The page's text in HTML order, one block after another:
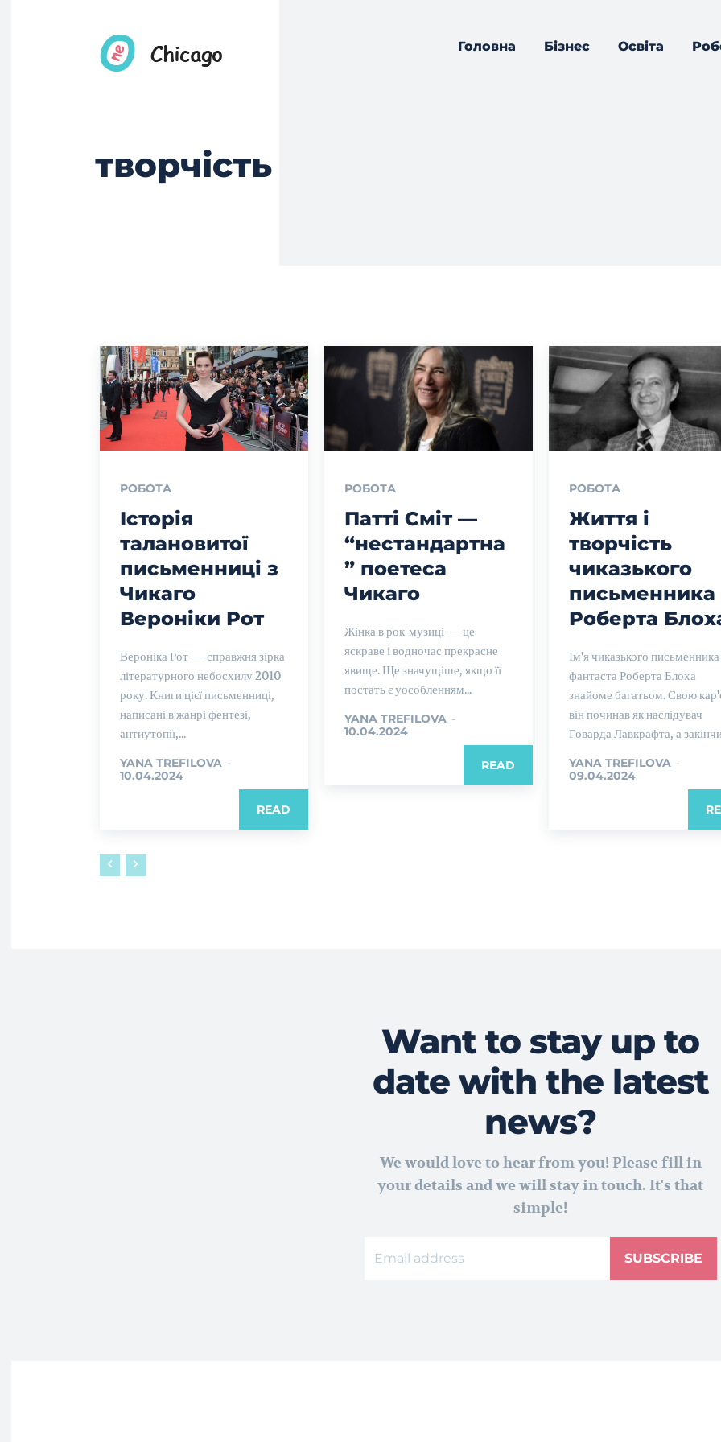
Головна Бізнес Освіта
творчість
РОБОТА
Історія
талановитої
письменниці з
Чикаго
Вероніки Рот
Вероніка Рот — справжня зірка
літературного небосхилу 2010
року. Книги цієї письменниці,
написані в жанрі фентезі,
антиутопії,...
YANA TREFILOVA -
10.04.2024
READ
РОБОТА
Патті Сміт —
“нестандартна
” поетеса
Чикаго
Жінка в рок-музиці — це
яскраве і водночас прекрасне
явище. Ще значущіше, якщо її
постать є уособленням...
YANA TREFILOVA -
10.04.2024
READ
РОБОТА
Життя і
творчість
чиказького
письменника
Роберта
Ім'я чиказького
фантаста Роберта Блоха
знайоме багатьом. Свою
він починав як наслідувач
Говарда Лавкрафта, а
YANA TREFILOVA -
09.04.2024
Want to stay up to
date with the latest
news?
We would love to hear from you! Please fill in
your details and we will stay in touch. It's that
simple!
SUBSCRIBE